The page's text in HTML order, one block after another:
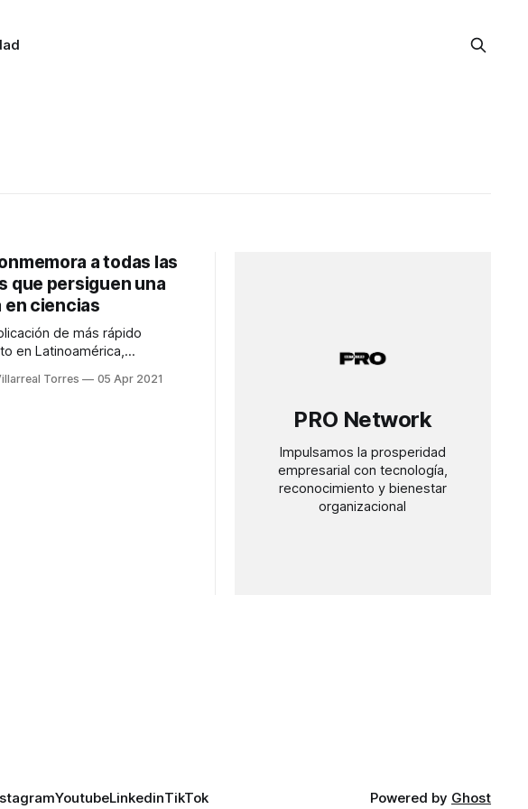
a todas las
que persiguen una
en ciencias
de más rápido
en Latinoamérica,
persiguen sus sueños, una
Torres 05 Apr 2021
PRO Network
Impulsamos la prosperidad
empresarial con tecnología,
reconocimiento y bienestar
organizacional
YoutubeLinkedinTikTok Powered by Ghost